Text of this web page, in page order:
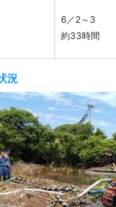
6／2～3
約33時間
況